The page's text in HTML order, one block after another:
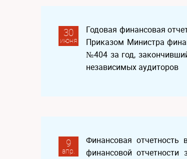
30
июня
Годовая финансовая
Приказом Министра
№404 за год,
независимых аудиторов
9
апр.
Финансовая
финансовой